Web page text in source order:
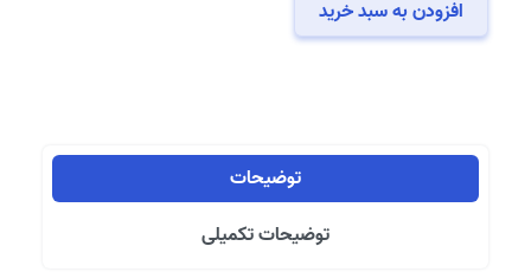
سانتی
افزودن به سبد خرید
توضیحات
توضیحات تکمیلی